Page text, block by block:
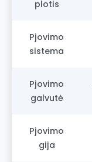
plotis
Pjovimo
sistema
Pjovimo
galvutė
Pjovimo
gija